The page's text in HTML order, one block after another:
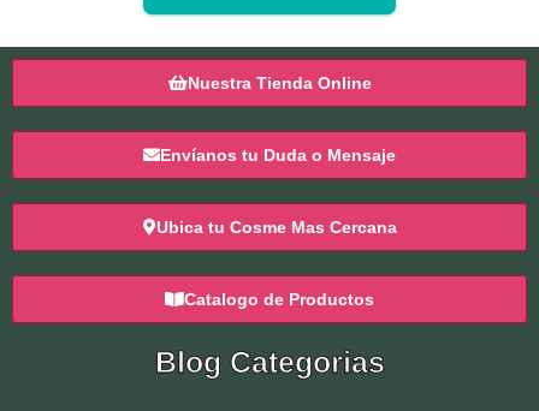
Blog Categorias
Nuestra Tienda Online
Envíanos tu Duda o Mensaje
Ubica tu Cosme Mas Cercana
Catalogo de Productos